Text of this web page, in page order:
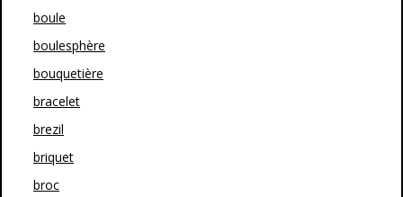
boule
boulesphère
bouquetière
bracelet
brezil
briquet
broc